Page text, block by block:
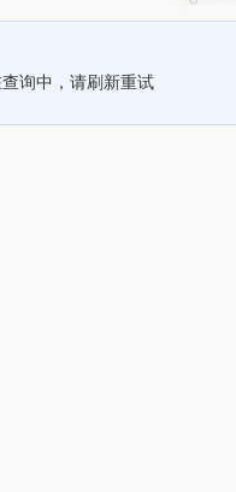
询中，请刷新重试